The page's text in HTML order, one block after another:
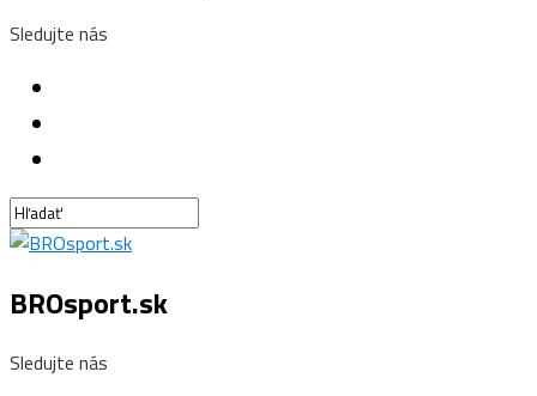
Sledujte nás
BROsport.sk
Sledujte nás